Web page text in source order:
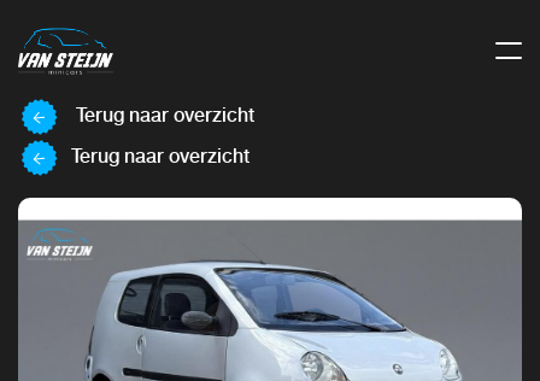
Terug naar overzicht
Terug naar overzicht